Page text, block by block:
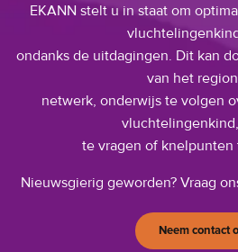
EKANN stelt u in staat om
ondanks de uitdagingen. Dit kan
van het
netwerk, onderwijs te volgen
te vragen of knelpunten
Nieuwsgierig geworden? Vraag
Neem contact